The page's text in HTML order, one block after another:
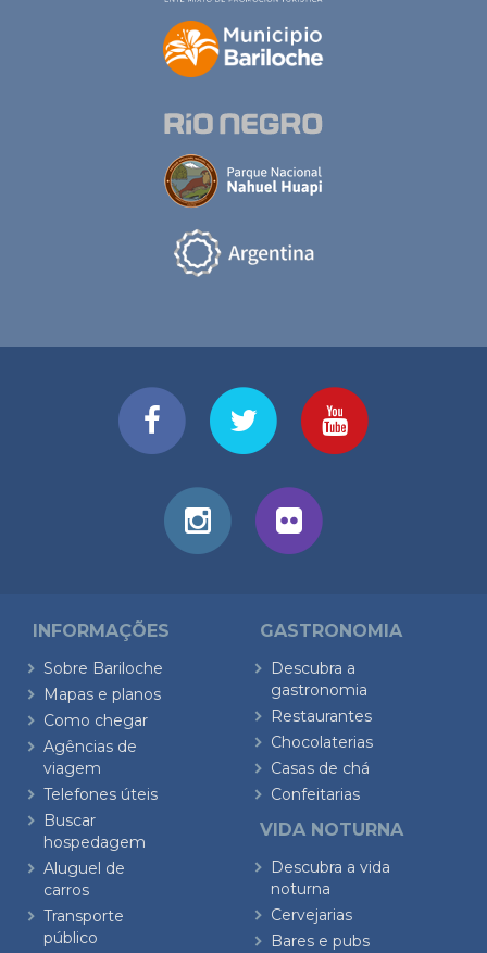
INFORMAÇÕES
Sobre Bariloche
Mapas e planos
Como chegar
Agências de
viagem
Telefones úteis
Buscar
hospedagem
Aluguel de
carros
Transporte
público
GASTRONOMIA
Descubra a
gastronomia
Restaurantes
Chocolaterias
Casas de chá
Confeitarias
VIDA NOTURNA
Descubra a vida
noturna
Cervejarias
Bares e pubs